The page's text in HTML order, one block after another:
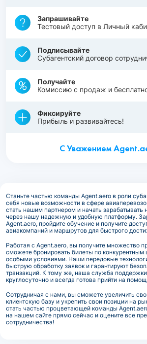
Запрашивайте
Тестовый доступ в Личный
Подписывайте
Субагентский договор
Получайте
Комиссию с продаж и
Фиксируйте
Прибыль и развивайтесь!
С Уважением
Станьте частью команды Agent.aero в роли
себя новые возможности в сфере
стать нашим партнером и начать зарабатывать
через нашу надежную и удобную платформу.
Agent.aero, пройдите обучение и получите
авиакомпаний и маршрутов для быстрого
Работая с Agent.aero, вы получите множество
сможете бронировать билеты по конкурентным
особыми условиями. Наши передовые
быструю обработку заявок и гарантируют
транзакций. К тому же, наша служба
круглосуточно и всегда готова прийти на
Сотрудничая с нами, вы сможете увеличить
клиентскую базу и укрепить свои позиции на
стать частью процветающей команды
на нашем сайте прямо сейчас и оцените все
сотрудничества!